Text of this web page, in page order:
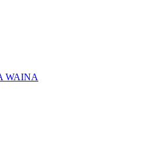
WAINA